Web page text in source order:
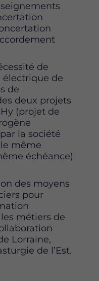
de
électrique de
de
deux projets
(projet de
la société
même
échéance)
des moyens
pour
métiers de
Lorraine,
de l’Est.